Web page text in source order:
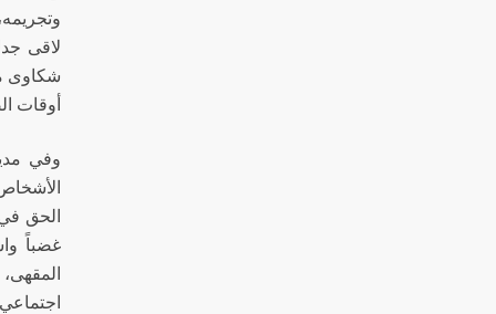
لاقى
شكاوى
أوقات
وفي
الحق
غضباً